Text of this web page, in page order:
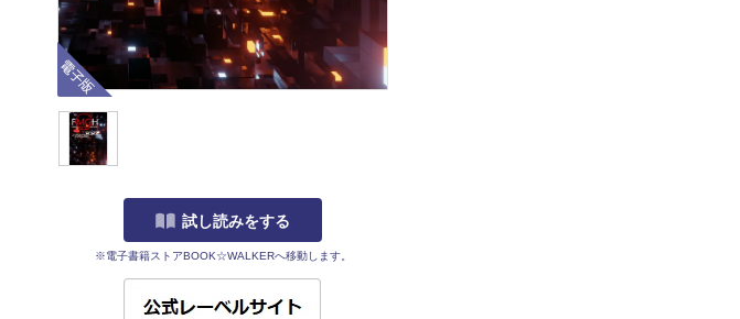
電子版
試し読みをする
※電子書籍ストアBOOK☆WALKERへ移動します。